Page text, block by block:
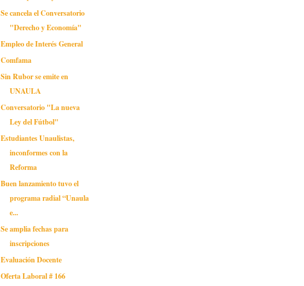
Se cancela el Conversatorio
"Derecho y Economía"
Empleo de Interés General
Comfama
Sin Rubor se emite en
UNAULA
Conversatorio "La nueva
Ley del Fútbol"
Estudiantes Unaulistas,
inconformes con la
Reforma
Buen lanzamiento tuvo el
programa radial “Unaula
e...
Se amplia fechas para
inscripciones
Evaluación Docente
Oferta Laboral # 166